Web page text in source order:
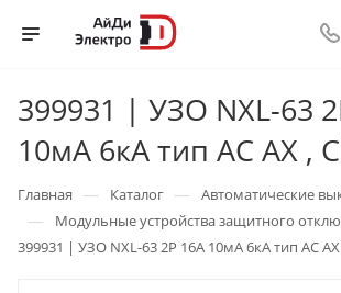
399931 | УЗО NXL-63
10мА 6кА тип AC AX ,
Главная — Каталог — Автоматические
— Модульные устройства защитного
399931 | УЗО NXL-63 2P 16А 10мА 6кА тип AC